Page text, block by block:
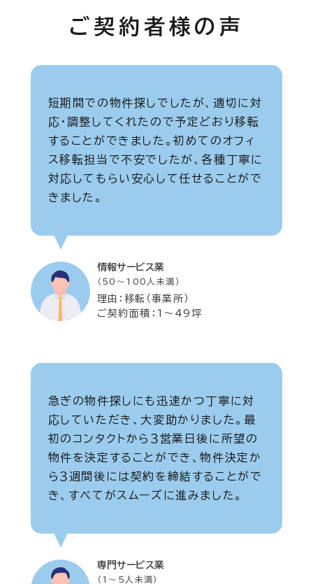
ご契約者様の声
短期間での物件探しでしたが、適切に対
応・調整してくれたので予定どおり移転
することができました。初めてのオフィ
ス移転担当で不安でしたが、各種丁寧に
対応してもらい安心して任せることがで
きました。
情報サービス業
（50～100人未満）
理由：移転（事業所）
ご契約面積：1～49坪
急ぎの物件探しにも迅速かつ丁寧に対
応していただき、大変助かりました。最
初のコンタクトから３営業日後に所望の
物件を決定することができ、物件決定か
ら３週間後には契約を締結することがで
き、すべてがスムーズに進みました。
専門サービス業
（1～5人未満）